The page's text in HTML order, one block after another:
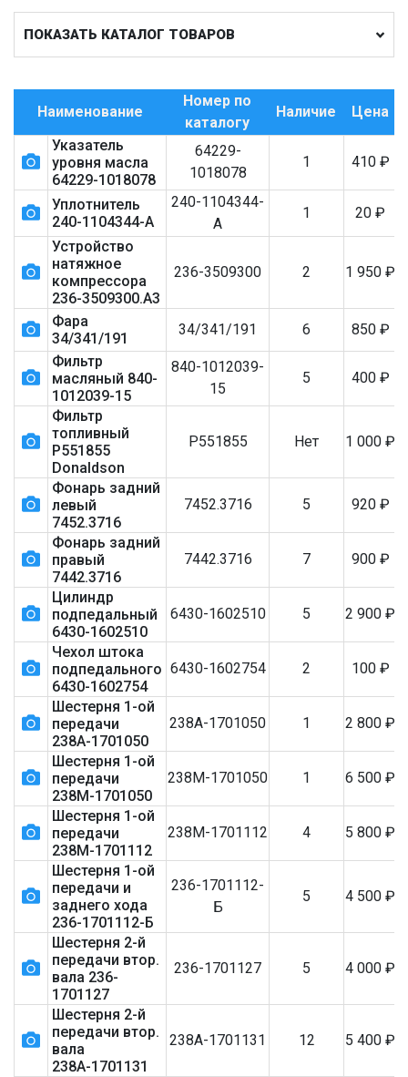
ПОКАЗАТЬ КАТАЛОГ ТОВАРОВ
Наименование
Номер по
каталогу
Наличие Цена
Указатель
уровня масла
64229-1018078
64229-
1018078
1 410 ₽
Уплотнитель
240-1104344-А
240-1104344-
А
1 20 ₽
Устройство
натяжное
компрессора
236-3509300.А3
236-3509300 2 1 950 ₽
Фара
34/341/191
34/341/191 6 850 ₽
Фильтр
масляный 840-
1012039-15
840-1012039-
15
5 400 ₽
Фильтр
топливный
Р551855
Donaldson
Р551855 Нет 1 000 ₽
Фонарь задний
левый
7452.3716
7452.3716 5 920 ₽
Фонарь задний
правый
7442.3716
7442.3716 7 900 ₽
Цилиндр
подпедальный
6430-1602510
6430-1602510 5 2 900 ₽
Чехол штока
подпедального
6430-1602754
6430-1602754 2 100 ₽
Шестерня 1-ой
передачи
238А-1701050
238А-1701050 1 2 800 ₽
Шестерня 1-ой
передачи
238М-1701050
238М-1701050 1 6 500 ₽
Шестерня 1-ой
передачи
238М-1701112
238М-1701112 4 5 800 ₽
Шестерня 1-ой
передачи и
заднего хода
236-1701112-Б
236-1701112-
Б
5 4 500 ₽
Шестерня 2-й
передачи втор.
вала 236-
1701127
236-1701127 5 4 000 ₽
Шестерня 2-й
передачи втор.
вала
238А-1701131
238А-1701131 12 5 400 ₽